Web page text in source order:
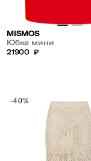
MISMOS
Юбка мини
21900 ₽
-40%